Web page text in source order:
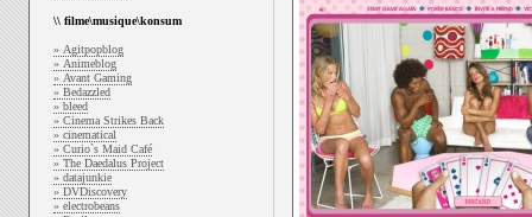
\\ filme\musique\konsum
» Agitpopblog
» Animeblog
» Avant Gaming
» Bedazzled
» bleed
» Cinema Strikes Back
» cinematical
» Curio`s Maid Café
» The Daedalus Project
» datajunkie
» DVDiscovery
» electrobeans